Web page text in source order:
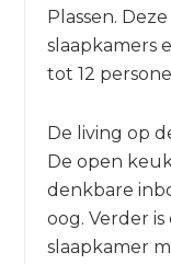
Plassen.
slaapkamers
tot 12
De living op
De open
denkbare
oog. Verder
slaapkamer